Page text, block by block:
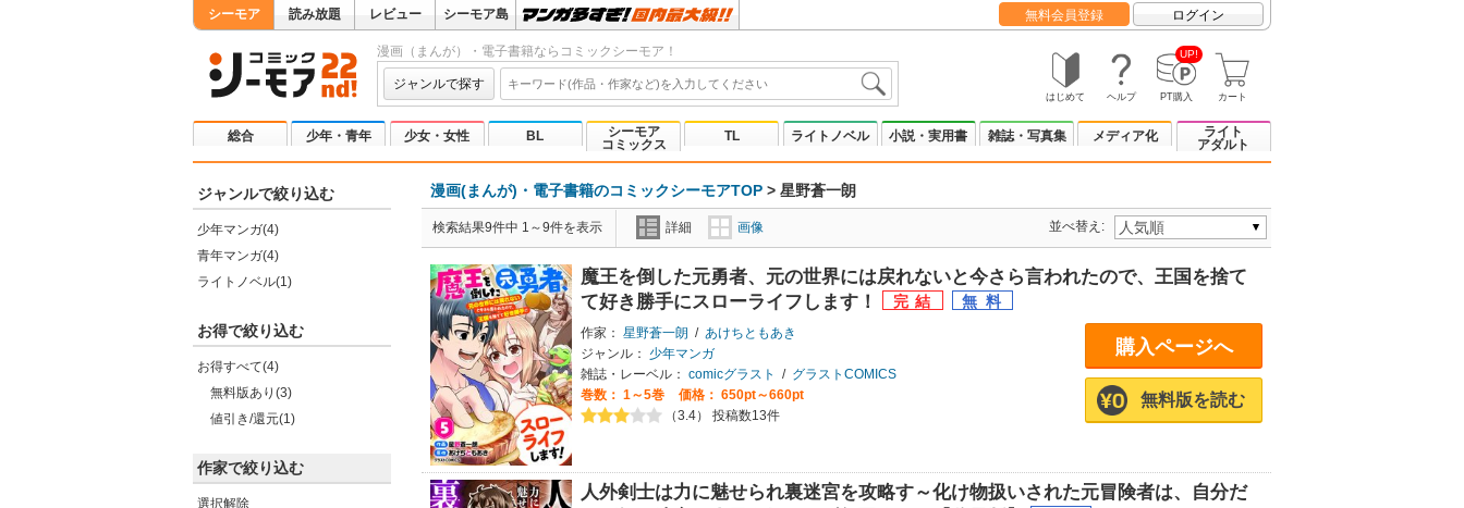
シーモア 読み放題 レビュー シーモア島 無料会員登録 ログイン
漫画（まんが）・電子書籍ならコミックシーモア！
ジャンルで探す
はじめて ヘルプ
UP!
PT購入 カート
総合 少年・青年 少女・女性 BL
シーモア
コミックス
TL ライトノベル 小説・実用書 雑誌・写真集 メディア化
ライト
アダルト
ジャンルで絞り込む
少年マンガ(4)
青年マンガ(4)
ライトノベル(1)
お得で絞り込む
お得すべて(4)
無料版あり(3)
値引き/還元(1)
作家で絞り込む
選択解除
漫画(まんが)・電子書籍のコミックシーモアTOP > 星野蒼一朗
検索結果9件中 1～9件を表示 詳細 画像 並べ替え:
魔王を倒した元勇者、元の世界には戻れないと今さら言われたので、王国を捨て
て好き勝手にスローライフします！
作家： 星野蒼一朗 / あけちともあき
ジャンル：
少年マンガ
雑誌・レーベル： comicグラスト / グラストCOMICS
巻数： 1～5巻
価格： 650pt～660pt
（3.4） 投稿数13件
購入ページへ
無料版を読む
人外剣士は力に魅せられ裏迷宮を攻略す～化け物扱いされた元冒険者は、自分だ